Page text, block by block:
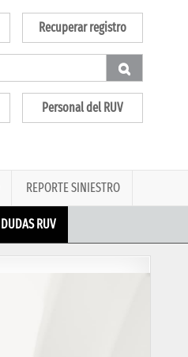
Recuperar registro
Personal del RUV
REPORTE SINIESTRO
DUDAS RUV